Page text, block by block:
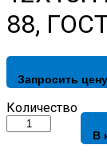
88,
Запросить цену
Круг
нержавеющий
Количество
В